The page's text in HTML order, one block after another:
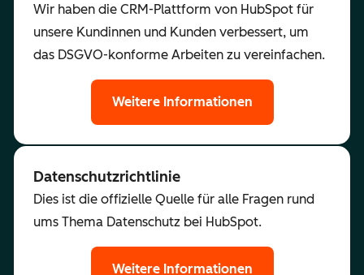
Wir haben die CRM-Plattform von HubSpot für
unsere Kundinnen und Kunden verbessert, um
das DSGVO-konforme Arbeiten zu vereinfachen.
Weitere Informationen
Datenschutzrichtlinie
Dies ist die offizielle Quelle für alle Fragen rund
ums Thema Datenschutz bei HubSpot.
Weitere Informationen